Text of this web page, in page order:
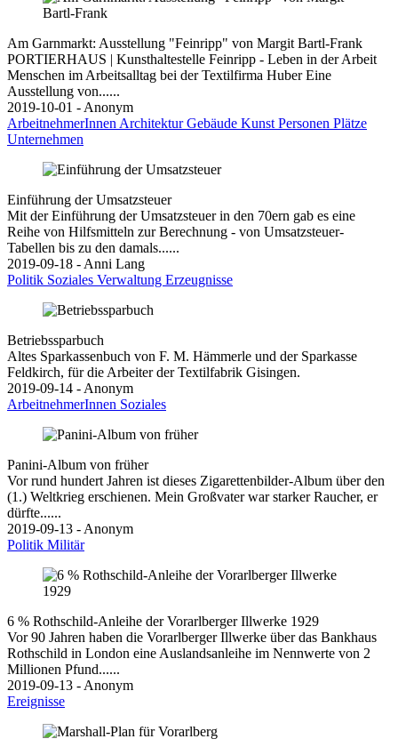
Am Garnmarkt: Ausstellung "Feinripp" von Margit Bartl-Frank
PORTIERHAUS | Kunsthaltestelle Feinripp - Leben in der Arbeit
Menschen im Arbeitsalltag bei der Textilfirma Huber Eine
Ausstellung von......
2019-10-01 - Anonym
ArbeitnehmerInnen ArchitekturGebäude Kunst Personen Plätze
Unternehmen
Einführung der Umsatzsteuer
Mit der Einführung der Umsatzsteuer in den 70ern gab es eine
Reihe von Hilfsmitteln zur Berechnung - von Umsatzsteuer-
Tabellen bis zu den damals......
2019-09-18 - Anni Lang
Politik Soziales Verwaltung Erzeugnisse
Betriebssparbuch
Altes Sparkassenbuch von F. M. Hämmerle und der Sparkasse
Feldkirch, für die Arbeiter der Textilfabrik Gisingen.
2019-09-14 - Anonym
ArbeitnehmerInnen Soziales
Panini-Album von früher
Vor rund hundert Jahren ist dieses Zigarettenbilder-Album über den
(1.) Weltkrieg erschienen. Mein Großvater war starker Raucher, er
dürfte......
2019-09-13 - Anonym
Politik Militär
6 % Rothschild-Anleihe der Vorarlberger Illwerke 1929
Vor 90 Jahren haben die Vorarlberger Illwerke über das Bankhaus
Rothschild in London eine Auslandsanleihe im Nennwerte von 2
Millionen Pfund......
2019-09-13 - Anonym
Ereignisse